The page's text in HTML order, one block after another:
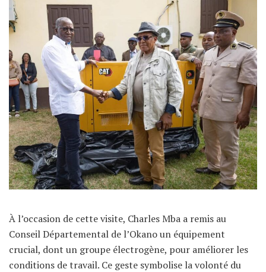
À l’occasion de cette visite, Charles Mba a remis au
Conseil Départemental de l’Okano un équipement
crucial, dont un groupe électrogène, pour améliorer les
conditions de travail. Ce geste symbolise la volonté du